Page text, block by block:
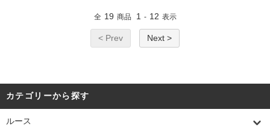
全 19 商品 1 - 12 表示
< Prev Next >
カテゴリーから探す
ルース